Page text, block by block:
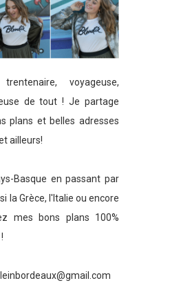
voyageuse,
de tout ! Je partage
plans et belles adresses
ailleurs!
Basque en passant par
la Grèce, l'Italie ou encore
mes bons plans 100%